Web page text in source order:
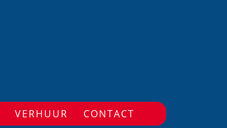
VERHUUR CONTACT